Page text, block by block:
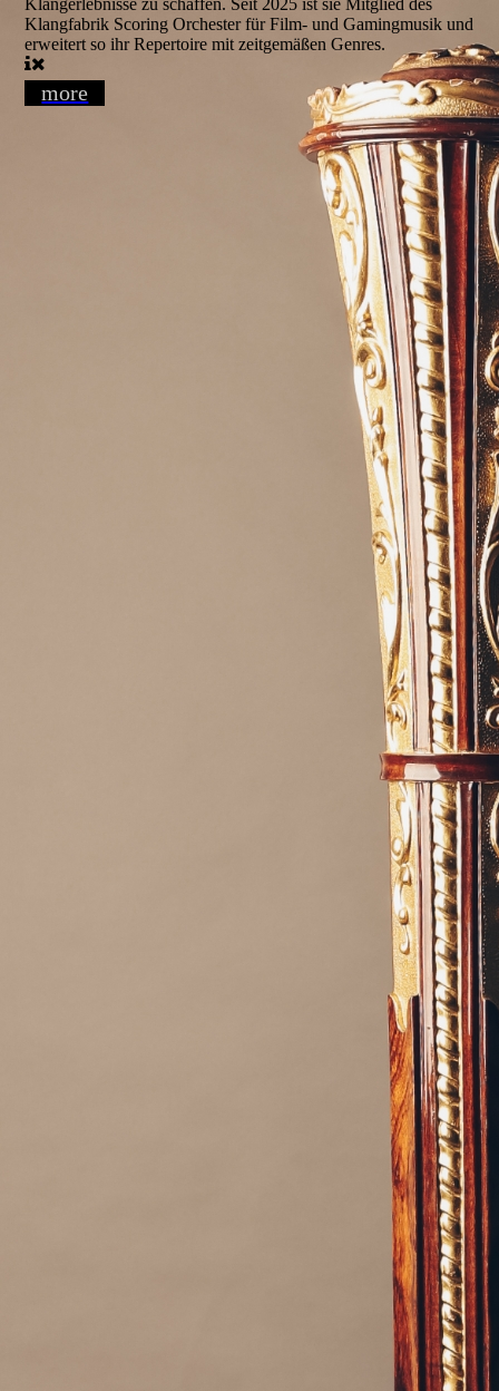
Klangerlebnisse zu schaffen. Seit 2025 ist sie Mitglied des
Klangfabrik Scoring Orchester für Film- und Gamingmusik und
erweitert so ihr Repertoire mit zeitgemäßen Genres.
more